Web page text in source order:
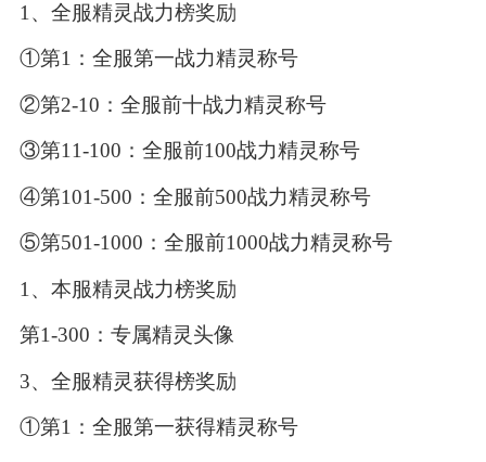
1、全服精灵战力榜奖励
①第1：全服第一战力精灵称号
②第2-10：全服前十战力精灵称号
③第11-100：全服前100战力精灵称号
④第101-500：全服前500战力精灵称号
⑤第501-1000：全服前1000战力精灵称号
1、本服精灵战力榜奖励
第1-300：专属精灵头像
3、全服精灵获得榜奖励
①第1：全服第一获得精灵称号